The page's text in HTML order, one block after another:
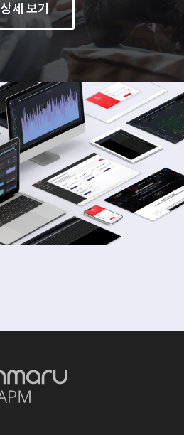
상세 보기